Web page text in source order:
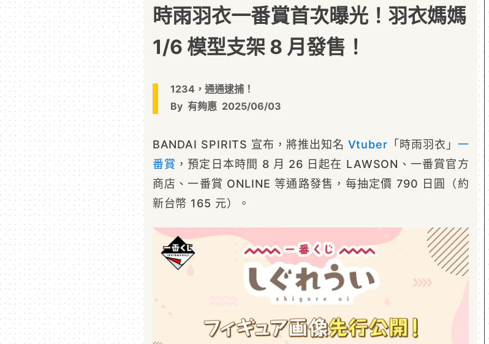
時雨羽衣一番賞首次曝光！羽衣媽媽
1/6 模型支架 8 月發售！
1234，通通逮捕！
By 有夠惠 2025/06/03
BANDAI SPIRITS 宣布，將推出知名 Vtuber 「時雨羽衣」 一
番賞 ，預定日本時間 8 月 26 日起在 LAWSON、一番賞官方
商店、一番賞 ONLINE 等通路發售，每抽定價 790 日圓（約
新台幣 165 元）。